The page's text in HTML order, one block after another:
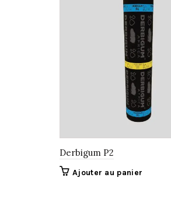
Derbigum P2
Ajouter au panier